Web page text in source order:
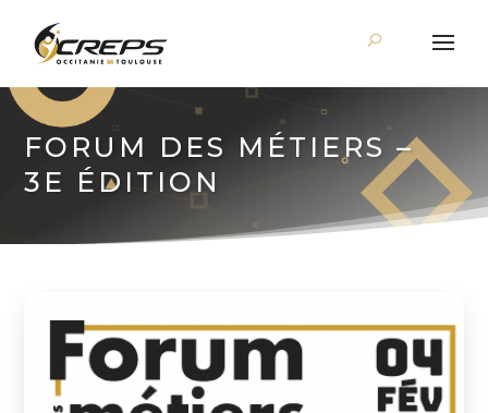
FORUM DES MÉTIERS –
3E ÉDITION